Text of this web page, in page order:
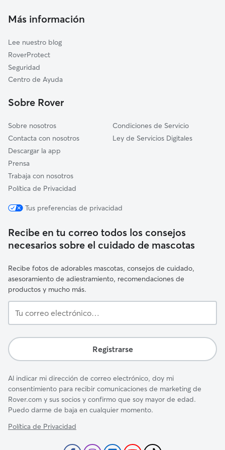
Almenara
Canet d'En Berenguer
Estivella
Gilet
Alfara de la Baronia
Cuidadores a domicilio en Faura
Más información
Lee nuestro blog
RoverProtect
Seguridad
Centro de Ayuda
Sobre Rover
Sobre nosotros
Contacta con nosotros
Descargar la app
Prensa
Trabaja con nosotros
Política de Privacidad
Condiciones de Servicio
Ley de Servicios Digitales
Tus preferencias de privacidad
Recibe en tu correo todos los consejos
necesarios sobre el cuidado de mascotas
Recibe fotos de adorables mascotas, consejos de cuidado,
asesoramiento de adiestramiento, recomendaciones de
productos y mucho más.
correo
Registrarse
Al indicar mi dirección de correo electrónico, doy mi
consentimiento para recibir comunicaciones de marketing de
Rover.com y sus socios y confirmo que soy mayor de edad.
Puedo darme de baja en cualquier momento.
Política de Privacidad